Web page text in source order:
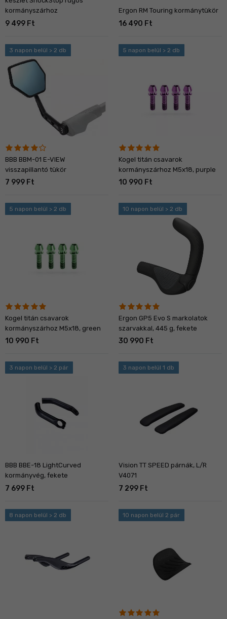
kormányszárhoz
9 499 Ft
Ergon RM Touring kormánytükör
16 490 Ft
3 napon belül > 2 db
BBB BBM-01 E-VIEW
visszapillantó tükör
7 999 Ft
5 napon belül > 2 db
Kogel titán csavarok
kormányszárhoz M5x18, purple
10 990 Ft
5 napon belül > 2 db
Kogel titán csavarok
kormányszárhoz M5x18, green
10 990 Ft
10 napon belül > 2 db
Ergon GP5 Evo S markolatok
szarvakkal, 445 g, fekete
30 990 Ft
3 napon belül > 2 pár
BBB BBE-18 LightCurved
kormányvég, fekete
7 699 Ft
3 napon belül 1 db
Vision TT SPEED párnák, L/R
V4071
7 299 Ft
8 napon belül > 2 db 10 napon belül 2 pár